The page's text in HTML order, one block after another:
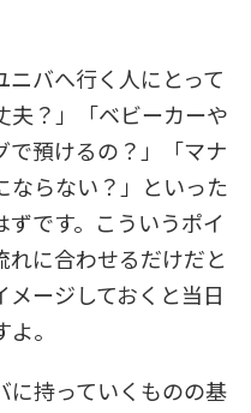
バへ行く人にとって
夫？」「ベビーカーや
で預けるの？」「マナ
ならない？」といった
です。こういうポイ
れに合わせるだけだと
ージしておくと当日
。
に持っていくものの基